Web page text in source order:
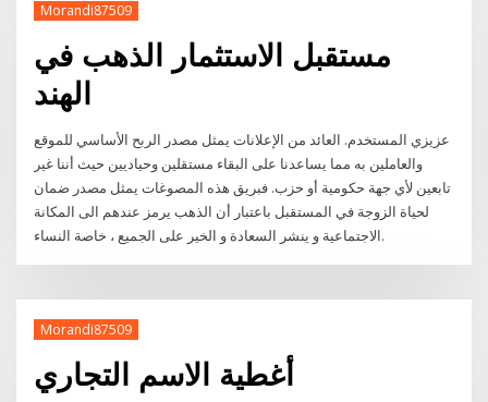
Morandi87509
مستقبل الاستثمار الذهب في
الهند
عزيزي المستخدم. العائد من الإعلانات يمثل مصدر الربح الأساسي للموقع
والعاملين به مما يساعدنا على البقاء مستقلين وحياديين حيث أننا غير
تابعين لأي جهة حكومية أو حزب. فبريق هذه المصوغات يمثل مصدر ضمان
لحياة الزوجة في المستقبل باعتبار أن الذهب يرمز عندهم الى المكانة
الاجتماعية و ينشر السعادة و الخير على الجميع ، خاصة النساء.
Morandi87509
أغطية الاسم التجاري